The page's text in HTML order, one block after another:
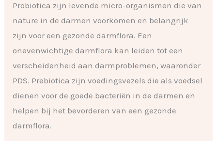
Probiotica zijn levende micro-organismen die van
nature in de darmen voorkomen en belangrijk
zijn voor een gezonde darmflora. Een
onevenwichtige darmflora kan leiden tot een
verscheidenheid aan darmproblemen, waaronder
PDS. Prebiotica zijn voedingsvezels die als voedsel
dienen voor de goede bacteriën in de darmen en
helpen bij het bevorderen van een gezonde
darmflora.